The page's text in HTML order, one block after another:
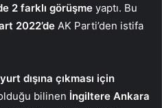
2 farklı görüşme yaptı. Bu
2022’de AK Parti’den istifa
yurt dışına çıkması için
bilinen İngiltere Ankara